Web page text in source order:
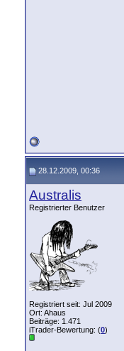
28.12.2009, 00:36
Australis
Registrierter Benutzer
Registriert seit: Jul 2009
Ort: Ahaus
Beiträge: 1.471
iTrader-Bewertung: (0)